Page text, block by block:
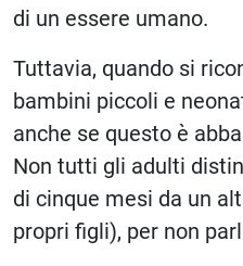
di un essere umano.
Tuttavia, quando si
bambini piccoli e
anche se questo è
Non tutti gli adulti
di cinque mesi da un
propri figli), per non